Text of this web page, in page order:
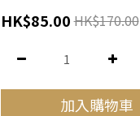
HK$85.00HK$170.00
加入購物車